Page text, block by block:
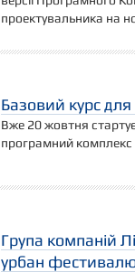
проектувальника на
Базовий курс для
Вже 20 жовтня
програмний комплекс
Група компаній
урбан фестивалю